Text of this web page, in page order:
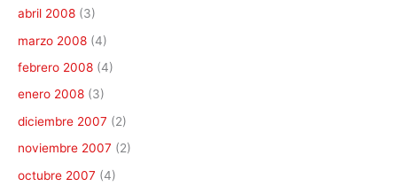
abril 2008 (3)
marzo 2008 (4)
febrero 2008 (4)
enero 2008 (3)
diciembre 2007 (2)
noviembre 2007 (2)
octubre 2007 (4)